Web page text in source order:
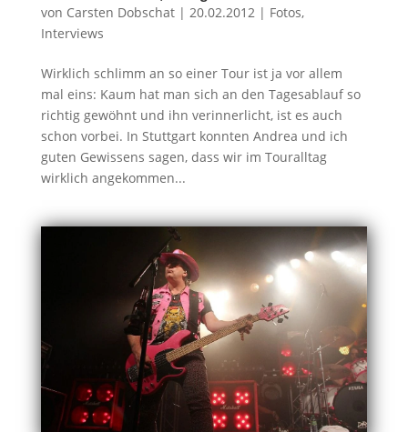
von Carsten Dobschat| 20.02.2012| Fotos,
Interviews
Wirklich schlimm an so einer Tour ist ja vor allem
mal eins: Kaum hat man sich an den Tagesablauf so
richtig gewöhnt und ihn verinnerlicht, ist es auch
schon vorbei. In Stuttgart konnten Andrea und ich
guten Gewissens sagen, dass wir im Touralltag
wirklich angekommen...